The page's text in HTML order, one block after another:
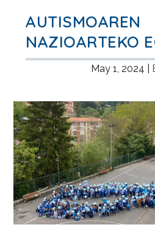
AUTISMOAREN
NAZIOARTEKO
May 1, 2024